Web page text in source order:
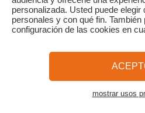
Pago seguro
¿Necesitas ayuda?
personalizada. Usted puede elegir
personales y con qué fin. También
configuración de las cookies en
mostrar usos